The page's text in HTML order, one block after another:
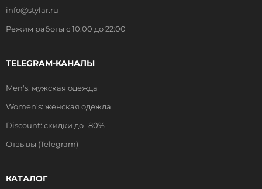
info@stylar.ru
Режим работы с 10:00 до 22:00
TELEGRAM-КАНАЛЫ
Men's: мужская одежда
Women's: женская одежда
Discount: скидки до -80%
Отзывы (Telegram)
КАТАЛОГ